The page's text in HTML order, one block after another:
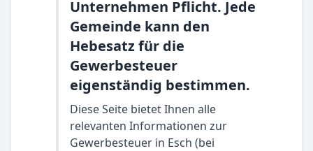
Unternehmen Pflicht. Jede
Gemeinde kann den
Hebesatz für die
Gewerbesteuer
eigenständig bestimmen.
Diese Seite bietet Ihnen alle
relevanten Informationen zur
Gewerbesteuer in Esch (bei